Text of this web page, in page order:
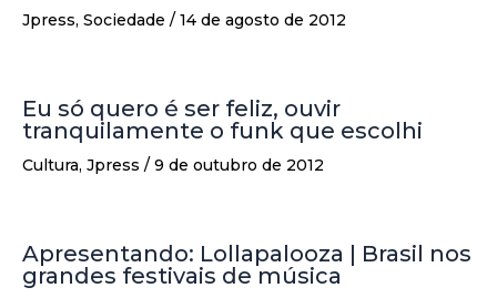
Jpress, Sociedade / 14 de agosto de 2012
Eu só quero é ser feliz, ouvir
tranquilamente o funk que escolhi
Cultura, Jpress / 9 de outubro de 2012
Apresentando: Lollapalooza | Brasil nos
grandes festivais de música